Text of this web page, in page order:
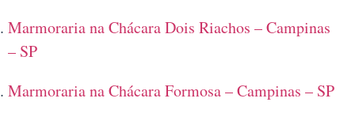
Marmoraria na Chácara Dois Riachos – Campinas
– SP
Marmoraria na Chácara Formosa – Campinas – SP